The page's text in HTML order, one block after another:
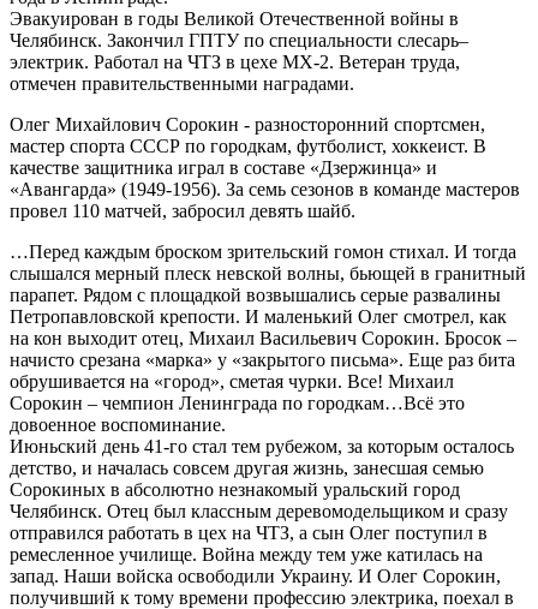
Эвакуирован в годы Великой Отечественной войны в
Челябинск. Закончил ГПТУ по специальности слесарь–
электрик. Работал на ЧТЗ в цехе МХ-2. Ветеран труда,
отмечен правительственными наградами.
Олег Михайлович Сорокин - разносторонний спортсмен,
мастер спорта СССР по городкам, футболист, хоккеист. В
качестве защитника играл в составе «Дзержинца» и
«Авангарда» (1949-1956). За семь сезонов в команде мастеров
провел 110 матчей, забросил девять шайб.
…Перед каждым броском зрительский гомон стихал. И тогда
слышался мерный плеск невской волны, бьющей в гранитный
парапет. Рядом с площадкой возвышались серые развалины
Петропавловской крепости. И маленький Олег смотрел, как
на кон выходит отец, Михаил Васильевич Сорокин. Бросок –
начисто срезана «марка» у «закрытого письма». Еще раз бита
обрушивается на «город», сметая чурки. Все! Михаил
Сорокин – чемпион Ленинграда по городкам…Всё это
довоенное воспоминание.
Июньский день 41-го стал тем рубежом, за которым осталось
детство, и началась совсем другая жизнь, занесшая семью
Сорокиных в абсолютно незнакомый уральский город
Челябинск. Отец был классным деревомодельщиком и сразу
отправился работать в цех на ЧТЗ, а сын Олег поступил в
ремесленное училище. Война между тем уже катилась на
запад. Наши войска освободили Украину. И Олег Сорокин,
получивший к тому времени профессию электрика, поехал в